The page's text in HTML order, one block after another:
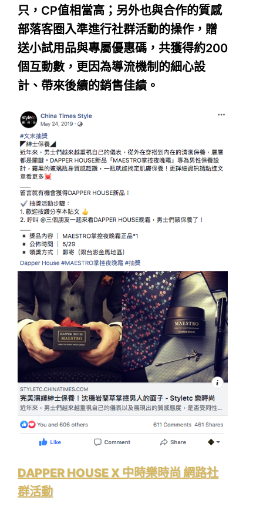
只，CP值相當高；另外也與合作的質感
部落客圈入準進行社群活動的操作，贈
送小試用品與專屬優惠碼，共獲得約200
個互動數，更因為導流機制的細心設
計、帶來後續的銷售佳績。
DAPPER HOUSE X 中時樂時尚 網路社
群活動